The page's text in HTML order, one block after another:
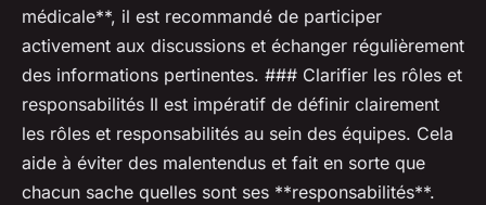
médicale**, il est recommandé de participer
activement aux discussions et échanger régulièrement
des informations pertinentes. ### Clarifier les rôles et
responsabilités Il est impératif de définir clairement
les rôles et responsabilités au sein des équipes. Cela
aide à éviter des malentendus et fait en sorte que
chacun sache quelles sont ses **responsabilités**.